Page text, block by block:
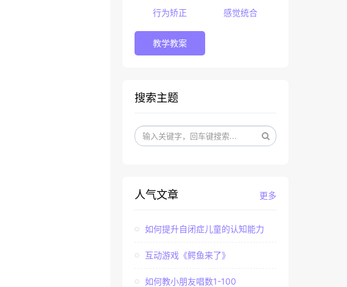
行为矫正 感觉统合
教学教案
搜索主题
更多
人气文章
如何提升自闭症儿童的认知能力
互动游戏《鳄鱼来了》
如何教小朋友唱数1-100